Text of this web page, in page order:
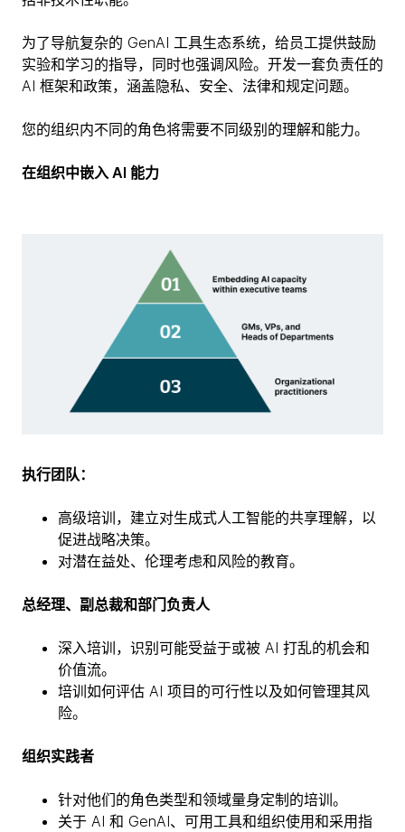
为了导航复杂的 GenAI 工具生态系统，给员工提供鼓励
实验和学习的指导，同时也强调风险。开发一套负责任的
AI 框架和政策，涵盖隐私、安全、法律和规定问题。
您的组织内不同的角色将需要不同级别的理解和能力。
在组织中嵌入 AI 能力
执行团队：
高级培训，建立对生成式人工智能的共享理解，以
促进战略决策。
对潜在益处、伦理考虑和风险的教育。
总经理、副总裁和部门负责人
深入培训，识别可能受益于或被 AI 打乱的机会和
价值流。
培训如何评估 AI 项目的可行性以及如何管理其风
险。
组织实践者
针对他们的角色类型和领域量身定制的培训。
关于 AI 和 GenAI、可用工具和组织使用和采用指